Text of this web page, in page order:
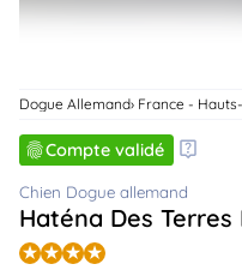
Dogue Allemand
Compte validé
Chien Dogue allemand
Haténa Des Terres